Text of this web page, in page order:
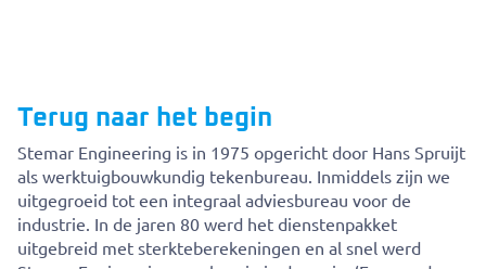
Terug naar het begin
Stemar Engineering is in 1975 opgericht door Hans Spruijt
als werktuigbouwkundig tekenbureau. Inmiddels zijn we
uitgegroeid tot een integraal adviesbureau voor de
industrie. In de jaren 80 werd het dienstenpakket
uitgebreid met sterkteberekeningen en al snel werd